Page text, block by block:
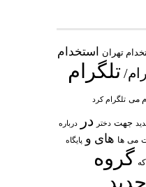
تهران
استخدام
تلگرام
می تلگرام کرد
جهت دختر در درباره
می ها های و پایگاه
که گروه